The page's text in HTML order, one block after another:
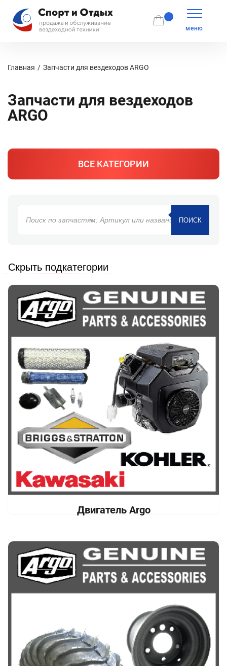
меню
Главная Запчасти для вездеходов ARGO
Запчасти для вездеходов
ARGO
ВСЕ КАТЕГОРИИ
Поиск
товаров
ПОИСК
Скрыть подкатегории
Двигатель Argo